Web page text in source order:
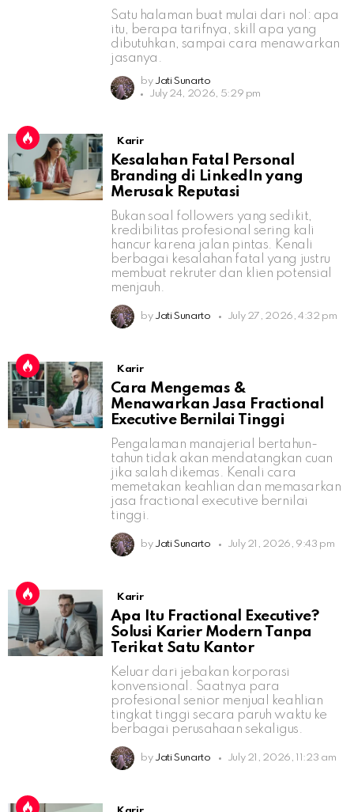
Satu halaman buat mulai dari nol: apa
itu, berapa tarifnya, skill apa yang
dibutuhkan, sampai cara menawarkan
jasanya.
by Jati Sunarto
July 24, 2026, 5:29 pm
Karir
Kesalahan Fatal Personal
Branding di LinkedIn yang
Merusak Reputasi
Bukan soal followers yang sedikit,
kredibilitas profesional sering kali
hancur karena jalan pintas. Kenali
berbagai kesalahan fatal yang justru
membuat rekruter dan klien potensial
menjauh.
by Jati Sunarto July 27, 2026, 4:32 pm
Karir
Cara Mengemas &
Menawarkan Jasa Fractional
Executive Bernilai Tinggi
Pengalaman manajerial bertahun-
tahun tidak akan mendatangkan cuan
jika salah dikemas. Kenali cara
memetakan keahlian dan memasarkan
jasa fractional executive bernilai
tinggi.
by Jati Sunarto July 21, 2026, 9:43 pm
Karir
Apa Itu Fractional Executive?
Solusi Karier Modern Tanpa
Terikat Satu Kantor
Keluar dari jebakan korporasi
konvensional. Saatnya para
profesional senior menjual keahlian
tingkat tinggi secara paruh waktu ke
berbagai perusahaan sekaligus.
by Jati Sunarto July 21, 2026, 11:23 am